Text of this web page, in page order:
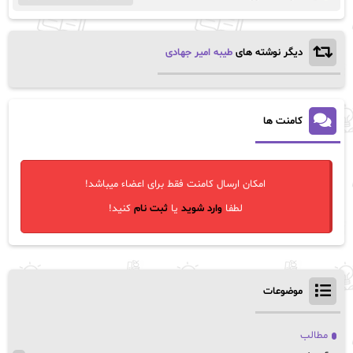
دیگر نوشته های طیبه امیر جهادی
کامنت ها
امکان ارسال کامنت فقط برای اعضاء میباشد!
لطفاوارد شوید یاثبت نام کنید!
موضوعات
مطالب